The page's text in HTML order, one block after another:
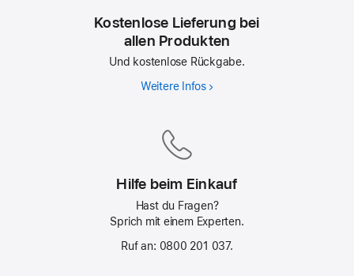
Kostenlose Lieferung bei
allen Produkten
Und kostenlose Rückgabe.
Weitere InfosKostenlose
Hilfe beim Einkauf
Hast du Fragen?
Sprich mit einem Experten.
Ruf an: 0800 201 037.